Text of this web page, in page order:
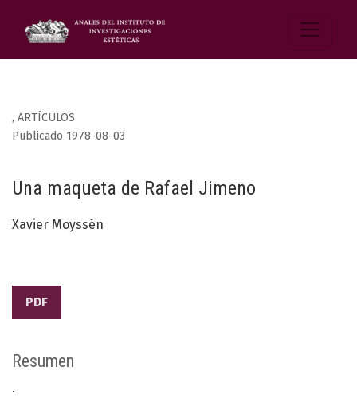
, ARTÍCULOS
Una maqueta de Rafael Jimeno
Publicado 1978-08-03
Xavier Moyssén
PDF
Resumen
.